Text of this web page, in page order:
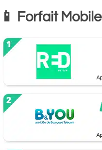
📱 Forfait Mobile